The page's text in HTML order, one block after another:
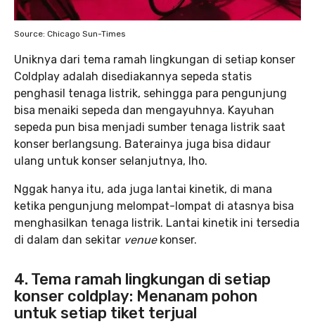
Source: Chicago Sun-Times
Uniknya dari tema ramah lingkungan di setiap konser
Coldplay adalah disediakannya sepeda statis
penghasil tenaga listrik, sehingga para pengunjung
bisa menaiki sepeda dan mengayuhnya. Kayuhan
sepeda pun bisa menjadi sumber tenaga listrik saat
konser berlangsung. Baterainya juga bisa didaur
ulang untuk konser selanjutnya, lho.
Nggak hanya itu, ada juga lantai kinetik, di mana
ketika pengunjung melompat-lompat di atasnya bisa
menghasilkan tenaga listrik. Lantai kinetik ini tersedia
di dalam dan sekitar venuekonser.
4. Tema ramah lingkungan di setiap
konser coldplay: Menanam pohon
untuk setiap tiket terjual